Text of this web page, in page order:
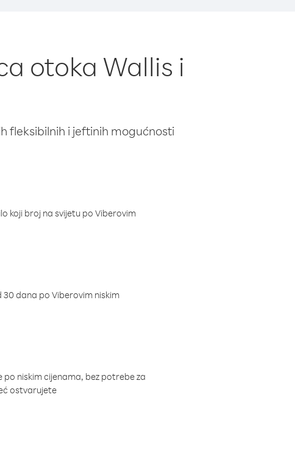
otoka Wallis i
fleksibilnih i jeftinih mogućnosti
koji broj na svijetu po Viberovim
dana po Viberovim niskim
niskim cijenama, bez potrebe za
ostvarujete